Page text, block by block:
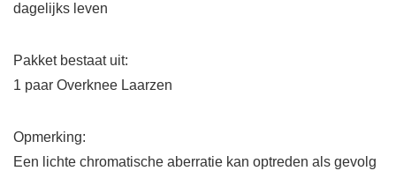
dagelijks leven
Pakket bestaat uit:
1 paar Overknee Laarzen
Opmerking:
Een lichte chromatische aberratie kan optreden als gevolg